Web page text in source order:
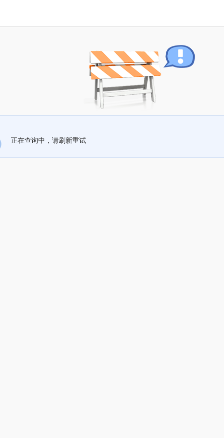
正在查询中，请刷新重试